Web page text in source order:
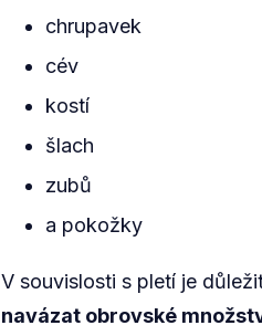
chrupavek
cév
kostí
šlach
zubů
a pokožky
V souvislosti s pletí je
navázat obrovské